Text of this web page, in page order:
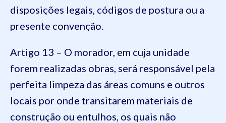
disposições legais, códigos de postura ou a
presente convenção.
Artigo 13 – O morador, em cuja unidade
forem realizadas obras, será responsável pela
perfeita limpeza das áreas comuns e outros
locais por onde transitarem materiais de
construção ou entulhos, os quais não